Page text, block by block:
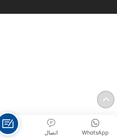
WhatsApp اتصال